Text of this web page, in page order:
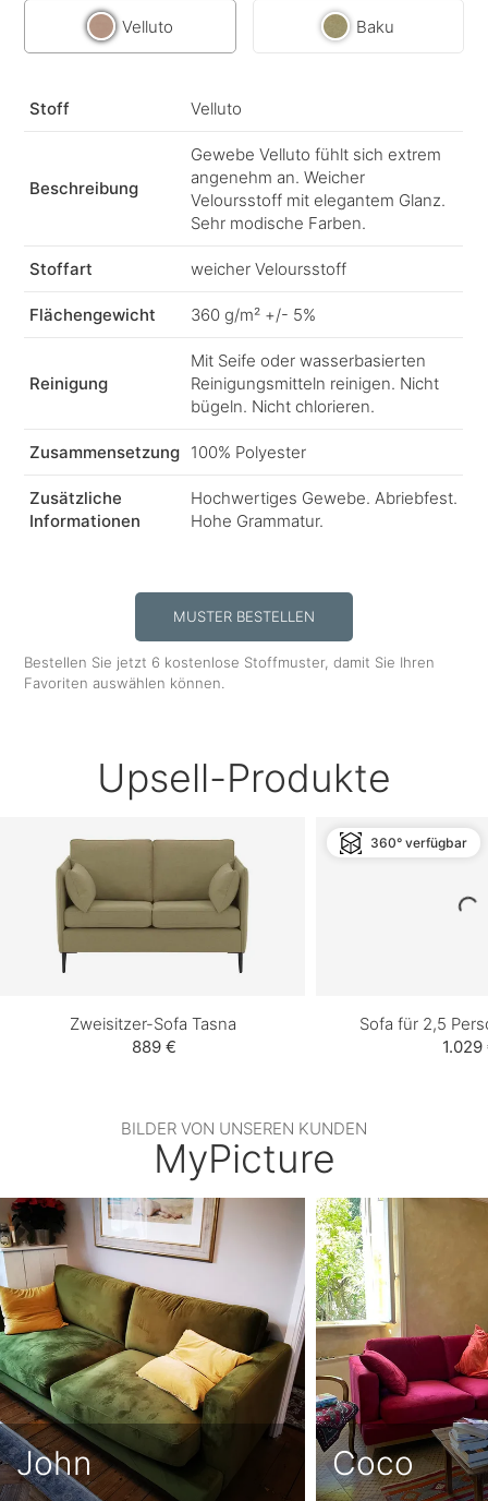
Velluto Baku
Stoff Velluto
Beschreibung
Gewebe Velluto fühlt sich extrem
angenehm an. Weicher
Veloursstoff mit elegantem Glanz.
Sehr modische Farben.
Stoffart weicher Veloursstoff
Flächengewicht 360 g/m² +/- 5%
Reinigung
Mit Seife oder wasserbasierten
Reinigungsmitteln reinigen. Nicht
bügeln. Nicht chlorieren.
Zusammensetzung 100% Polyester
Zusätzliche
Informationen
Hochwertiges Gewebe. Abriebfest.
Hohe Grammatur.
MUSTER BESTELLEN
Bestellen Sie jetzt 6 kostenlose Stoffmuster, damit Sie Ihren
Favoriten auswählen können.
Upsell-Produkte
Zweisitzer-Sofa Tasna
889 €
360° verfügbar
Sofa für 2,5
1.029
BILDER VON UNSEREN KUNDEN
MyPicture
John Coco